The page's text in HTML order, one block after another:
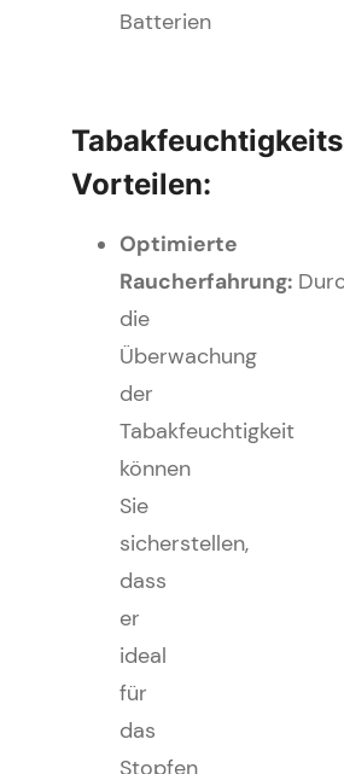
Batterien
Vorteilen:
Optimierte
Raucherfahrung:
die
Überwachung
der
Tabakfeuchtigkeit
können
Sie
sicherstellen,
dass
er
ideal
für
das
Stopfen